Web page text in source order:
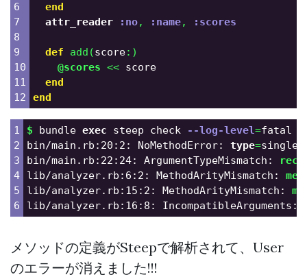
6
7
8
9
10
11
end
attr_reader
:no, :name, :scores
def add (score:)
@scores << score
end
end
1
2
3
4
5
$ bundle exec steep check --log-level=fatal
bin/main.rb:20:2: NoMethodError: type=
bin/main.rb:22:24: ArgumentTypeMismatch:
lib/analyzer.rb:6:2: MethodArityMismatch:
lib/analyzer.rb:15:2: MethodArityMismatch:
lib/analyzer.rb:16:8: IncompatibleArguments:
メソッドの定義がSteepで解析されて、User
のエラーが消えました!!!